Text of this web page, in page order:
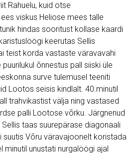
Rahuelu, kuid otse
viskus Heliose mees talle
hindas sooritust kollase kaardi
keerutas Sellis
teist korda vastaste väravavahi
õnnestus pall siiski üle
surve tulemusel teeniti
Lootos seisis kindlalt. 40.minutil
trahvikastist välja ning vastased
palli Lootose võrku. Järgnenud
taas suurepärase diagonaali
suutis Võru väravajoonelt koristada
minutil unustati nurgalöögi ajal